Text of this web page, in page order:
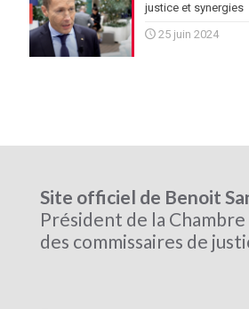
justice et synergies
25 juin 2024
Site officiel de Benoit
Président de la
des commissaires de